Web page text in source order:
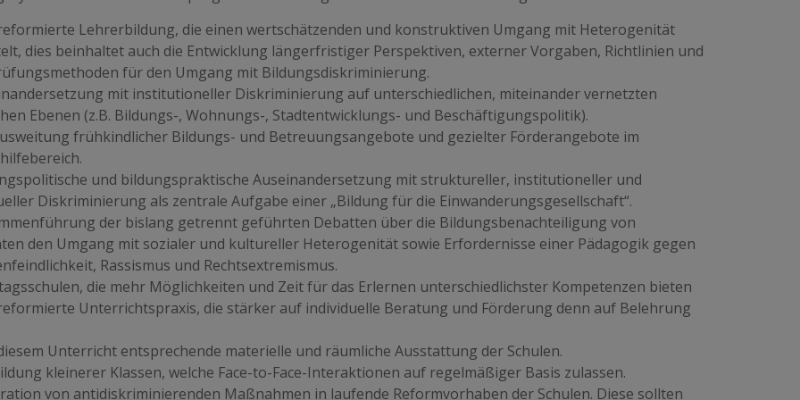
Lehrerbildung, die einen wertschätzenden und konstruktiven Umgang mit Heterogenität
dies beinhaltet auch die Entwicklung längerfristiger Perspektiven, externer Vorgaben, Richtlinien und
für den Umgang mit Bildungsdiskriminierung.
mit institutioneller Diskriminierung auf unterschiedlichen, miteinander vernetzten
Ebenen (z.B. Bildungs-, Wohnungs-, Stadtentwicklungs- und Beschäftigungspolitik).
frühkindlicher Bildungs- und Betreuungsangebote und gezielter Förderangebote im
und bildungspraktische Auseinandersetzung mit struktureller, institutioneller und
Diskriminierung als zentrale Aufgabe einer „Bildung für die Einwanderungsgesellschaft“.
der bislang getrennt geführten Debatten über die Bildungsbenachteiligung von
den Umgang mit sozialer und kultureller Heterogenität sowie Erfordernisse einer Pädagogik gegen
Rassismus und Rechtsextremismus.
die mehr Möglichkeiten und Zeit für das Erlernen unterschiedlichster Kompetenzen bieten
Unterrichtspraxis, die stärker auf individuelle Beratung und Förderung denn auf Belehrung
Unterricht entsprechende materielle und räumliche Ausstattung der Schulen.
kleinerer Klassen, welche Face-to-Face-Interaktionen auf regelmäßiger Basis zulassen.
von antidiskriminierenden Maßnahmen in laufende Reformvorhaben der Schulen. Diese sollten